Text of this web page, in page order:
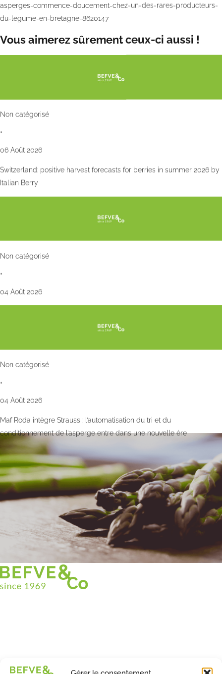
asperges-commence-doucement-chez-un-des-rares-producteurs-
du-legume-en-bretagne-8620147
Vous aimerez sûrement ceux-ci aussi !
Non catégorisé
•
06 Août 2026
Switzerland: positive harvest forecasts for berries in summer 2026 by
Italian Berry
Non catégorisé
•
04 Août 2026
Non catégorisé
•
04 Août 2026
Maf Roda intègre Strauss : l’automatisation du tri et du
conditionnement de l’asperge entre dans une nouvelle ère